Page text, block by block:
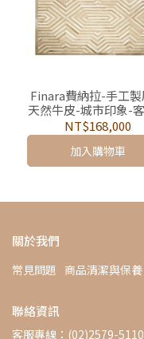
Finara費納拉-手工
天然牛皮-城市印象-
墊/地毯-巴塞隆納陽
NT$168,000
加入購物車
關於我們
常見問題 商品清潔與保養
聯絡資訊
客服專線：(02)2579-